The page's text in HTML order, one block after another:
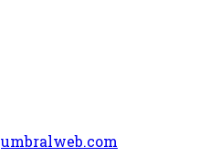
umbralweb.com